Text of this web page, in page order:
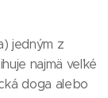
jedným z
najmä veľké
doga alebo